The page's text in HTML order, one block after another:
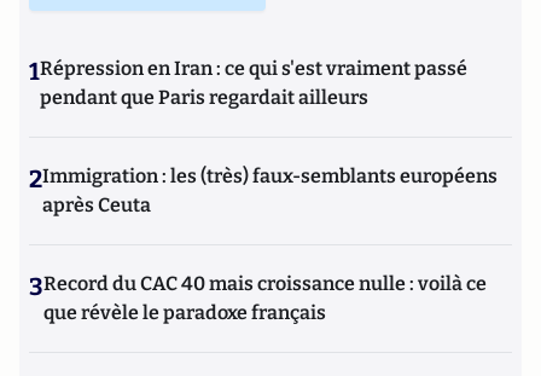
1Répression en Iran : ce qui s'est vraiment passé
pendant que Paris regardait ailleurs
2Immigration : les (très) faux-semblants européens
après Ceuta
3Record du CAC 40 mais croissance nulle : voilà ce
que révèle le paradoxe français